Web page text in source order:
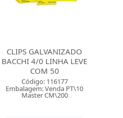
CLIPS GALVANIZADO
BACCHI 4/0 LINHA LEVE
COM 50
Código: 116177
Embalagem: Venda PT\10
Master CM\200